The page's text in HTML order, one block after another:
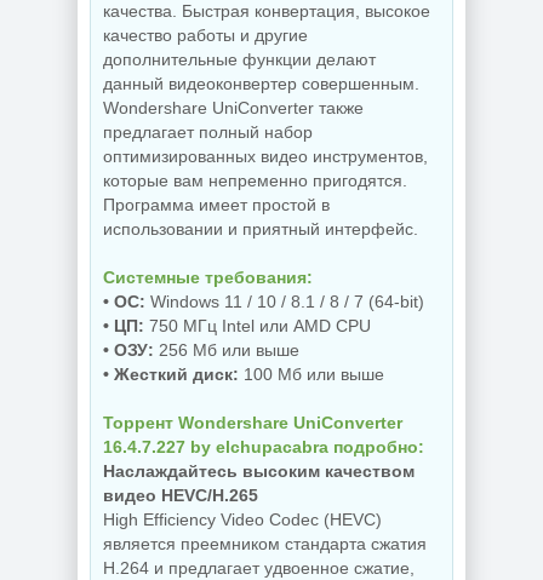
качества. Быстрая конвертация, высокое
качество работы и другие
дополнительные функции делают
данный видеоконвертер совершенным.
Wondershare UniConverter также
предлагает полный набор
оптимизированных видео инструментов,
которые вам непременно пригодятся.
Программа имеет простой в
использовании и приятный интерфейс.
Системные требования:
• ОС: Windows 11 / 10 / 8.1 / 8 / 7 (64-bit)
• ЦП: 750 МГц Intel или AMD CPU
• ОЗУ: 256 Мб или выше
• Жесткий диск: 100 Мб или выше
Торрент Wondershare UniConverter
16.4.7.227 by elchupacabra подробно:
Наслаждайтесь высоким качеством
видео HEVC/H.265
High Efficiency Video Codec (HEVC)
является преемником стандарта сжатия
H.264 и предлагает удвоенное сжатие,